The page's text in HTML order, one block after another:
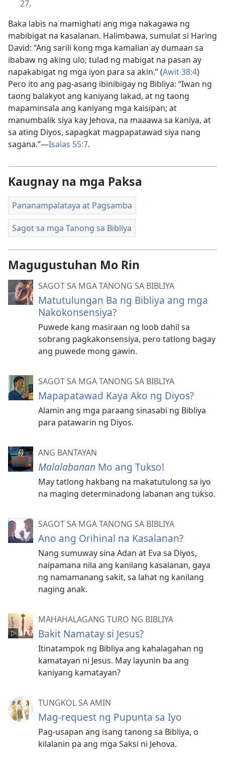
27.
Baka labis na mamighati ang mga nakagawa ng
mabibigat na kasalanan. Halimbawa, sumulat si Haring
David: “Ang sarili kong mga kamalian ay dumaan sa
ibabaw ng aking ulo; tulad ng mabigat na pasan ay
napakabigat ng mga iyon para sa akin.” (Awit 38:4)
Pero ito ang pag-asang ibinibigay ng Bibliya: “Iwan ng
taong balakyot ang kaniyang lakad, at ng taong
mapaminsala ang kaniyang mga kaisipan; at
manumbalik siya kay Jehova, na maaawa sa kaniya, at
sa ating Diyos, sapagkat magpapatawad siya nang
sagana.”—Isaias 55:7.
Kaugnay na mga Paksa
Pananampalataya at Pagsamba
Sagot sa mga Tanong sa Bibliya
Magugustuhan Mo Rin
SAGOT SA MGA TANONG SA BIBLIYA
Matutulungan Ba ng Bibliya ang mga
Nakokonsensiya?
Puwede kang masiraan ng loob dahil sa
sobrang pagkakonsensiya, pero tatlong bagay
ang puwede mong gawin.
SAGOT SA MGA TANONG SA BIBLIYA
Mapapatawad Kaya Ako ng Diyos?
Alamin ang mga paraang sinasabi ng Bibliya
para patawarin ng Diyos.
ANG BANTAYAN
Malalabanan Mo ang Tukso!
May tatlong hakbang na makatutulong sa iyo
na maging determinadong labanan ang tukso.
SAGOT SA MGA TANONG SA BIBLIYA
Ano ang Orihinal na Kasalanan?
Nang sumuway sina Adan at Eva sa Diyos,
naipamana nila ang kanilang kasalanan, gaya
ng namamanang sakit, sa lahat ng kanilang
naging anak.
MAHAHALAGANG TURO NG BIBLIYA
Bakit Namatay si Jesus?
Itinatampok ng Bibliya ang kahalagahan ng
kamatayan ni Jesus. May layunin ba ang
kaniyang kamatayan?
TUNGKOL SA AMIN
Mag-request ng Pupunta sa Iyo
Pag-usapan ang isang tanong sa Bibliya, o
kilalanin pa ang mga Saksi ni Jehova.